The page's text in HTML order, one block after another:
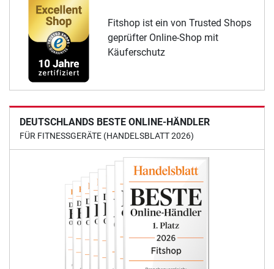
Fitshop ist ein von Trusted Shops
geprüfter Online-Shop mit
Käuferschutz
DEUTSCHLANDS BESTE ONLINE-HÄNDLER
FÜR FITNESSGERÄTE (HANDELSBLATT 2026)